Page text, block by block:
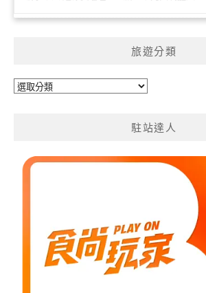
旅遊分類
旅
駐站達人